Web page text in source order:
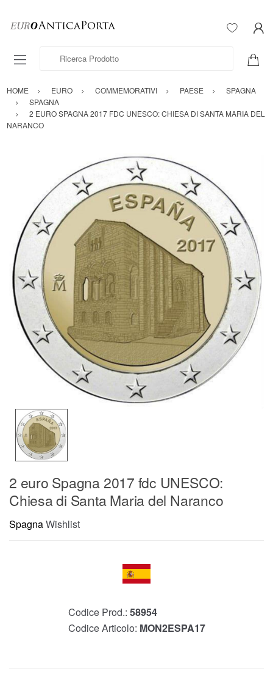
Ricerca Prodotto
HOME EURO COMMEMORATIVI PAESE
SPAGNA
SPAGNA
2 EURO SPAGNA 2017 FDC UNESCO: CHIESA DI SANTA MARIA DEL
NARANCO
2 euro Spagna 2017 fdc UNESCO:
Chiesa di Santa Maria del Naranco
SpagnaWishlist
Codice Prod.: 58954
Codice Articolo: MON2ESPA17